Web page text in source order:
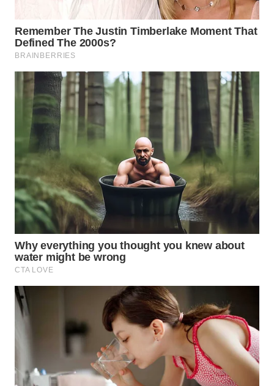
WAHANA
HEALTH
WAHANA
DESA
WISATA
LAPAK
WAHANA
Wahana
Network
KONSUMEN
LISTRIK
MASYARAKAT
WALINKI
ID